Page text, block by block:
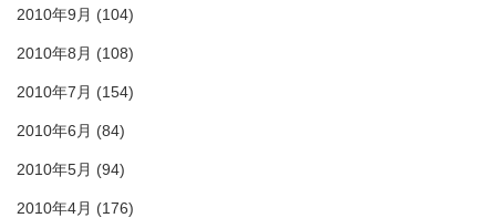
2010年9月 (104)
2010年8月 (108)
2010年7月 (154)
2010年6月 (84)
2010年5月 (94)
2010年4月 (176)